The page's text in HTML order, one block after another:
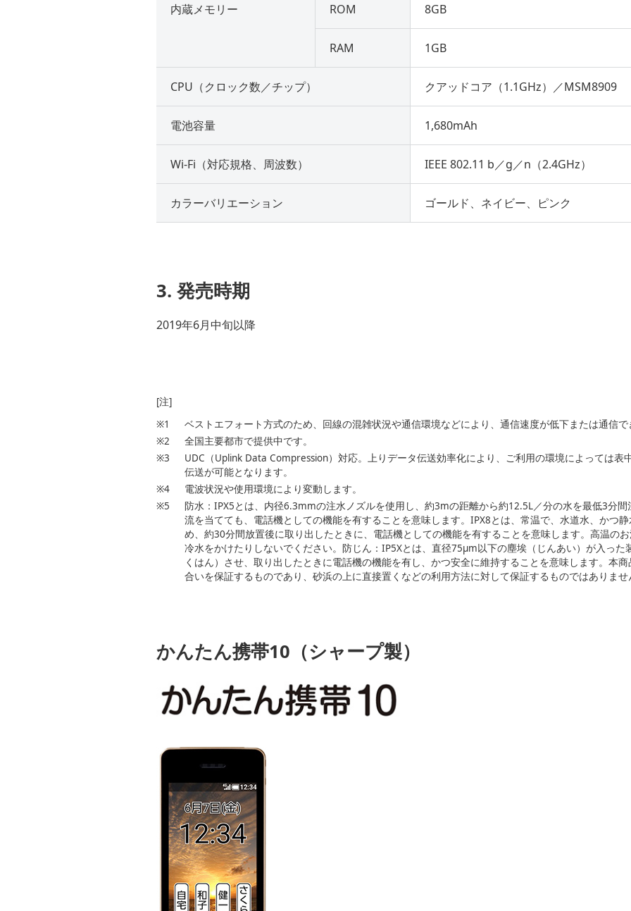
内蔵メモリー ROM 8GB
RAM 1GB
CPU（クロック数／チップ） クアッドコア（1.1GHz）／MSM8909
電池容量 1,680mAh
Wi-Fi（対応規格、周波数） IEEE 802.11 b／g／n（2.4GHz）
カラーバリエーション ゴールド、ネイビー、ピンク
3. 発売時期
2019年6月中旬以降
[注]
※1
ベストエフォート方式のため、回線の混雑状況や通信環境などにより、通信速度が低下または通信
※2
全国主要都市で提供中です。
※3
UDC（Uplink Data Compression）対応。上りデータ伝送効率化により、ご利用の環境によっては表
伝送が可能となります。
※4
電波状況や使用環境により変動します。
※5
防水：IPX5とは、内径6.3mmの注水ノズルを使用し、約3mの距離から約12.5L／分の水を最低3分
流を当てても、電話機としての機能を有することを意味します。IPX8とは、常温で、水道水、かつ
め、約30分間放置後に取り出したときに、電話機としての機能を有することを意味します。高温の
冷水をかけたりしないでください。防じん：IP5Xとは、直径75µm以下の塵埃（じんあい）が入っ
くはん）させ、取り出したときに電話機の機能を有し、かつ安全に維持することを意味します。本
合いを保証するものであり、砂浜の上に直接置くなどの利用方法に対して保証するものではありませ
かんたん携帯10（シャープ製）